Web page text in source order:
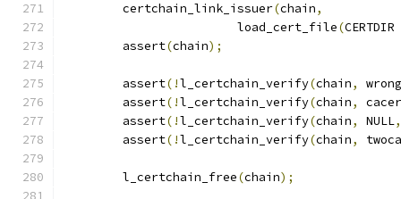
	certchain_link_issuer
(chain,
			load_cert_file
(CERTDIR
	assert
(chain);
	assert
(!l_certchain_verify(chain,
	assert
(!l_certchain_verify(chain,
	assert
(!l_certchain_verify(chain, NULL,
	assert
(!l_certchain_verify(chain,
	l_certchain_free
(chain);